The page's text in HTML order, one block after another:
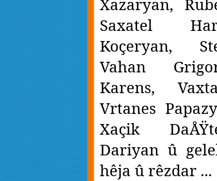
Saxatel
Koçeryan,
Vahan
Karens,
Vrtanes
Xaçik
Dariyan û
hêja û rêzdar ...